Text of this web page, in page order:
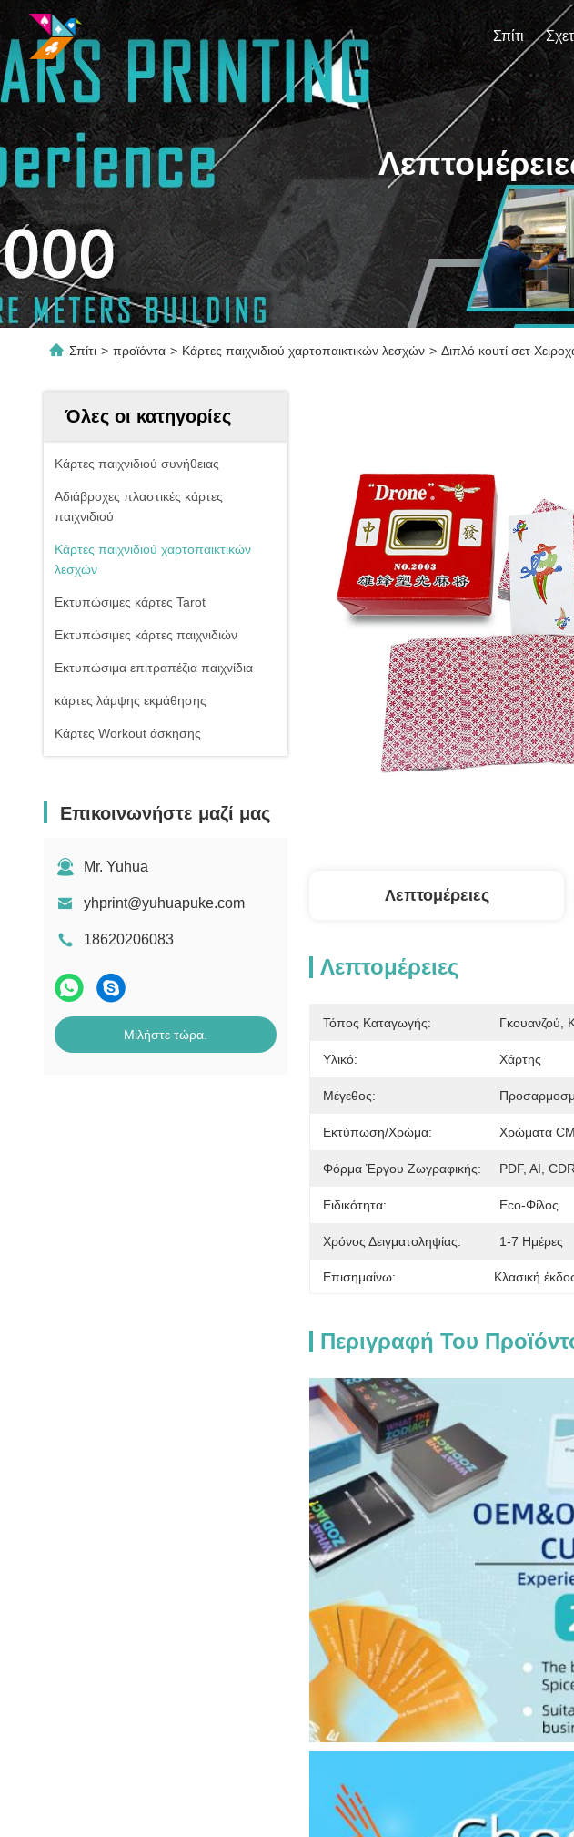
Σπίτι
Σπίτι > προϊόντα > Κάρτες παιχνιδιού χαρτοπαικτικών λεσχών > Διπλό κουτί σετ
Όλες οι κατηγορίες
Κάρτες παιχνιδιού συνήθειας
Αδιάβροχες πλαστικές κάρτες
παιχνιδιού
Κάρτες παιχνιδιού χαρτοπαικτικών
λεσχών
Εκτυπώσιμες κάρτες Tarot
Εκτυπώσιμες κάρτες παιχνιδιών
Εκτυπώσιμα επιτραπέζια παιχνίδια
κάρτες λάμψης εκμάθησης
Κάρτες Workout άσκησης
Επικοινωνήστε μαζί μας
Mr. Yuhua
yhprint@yuhuapuke.com
18620206083
Μιλήστε τώρα.
Λεπτομέρειες
Λεπτομέρειες
Τόπος Καταγωγής: Γκουανζού,
Υλικό: Χάρτης
Μέγεθος:
Εκτύπωση/χρώμα: Χρώματα
Φόρμα Έργου Ζωγραφικής: PDF, AI,
Ειδικότητα: Eco-Φίλος
Χρόνος Δειγματοληψίας: 1-7 Ημέρες
Επισημαίνω: Κλασική
Περιγραφή Του